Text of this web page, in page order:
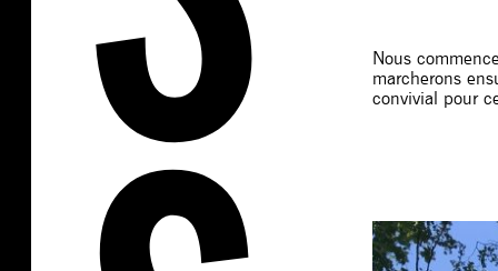
Nous
marcherons
convivial pour